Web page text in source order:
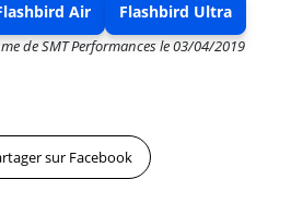
Air Flashbird Ultra
de SMT Performancesle03/04/2019
sur Facebook